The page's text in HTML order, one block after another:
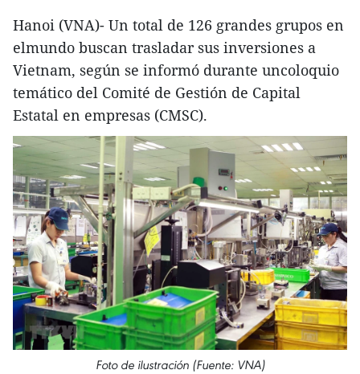
Hanoi (VNA)- Un total de 126 grandes grupos en
elmundo buscan trasladar sus inversiones a
Vietnam, según se informó durante uncoloquio
temático del Comité de Gestión de Capital
Estatal en empresas (CMSC).
Foto de ilustración (Fuente: VNA)